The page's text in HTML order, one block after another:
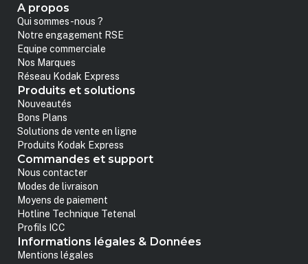
A propos
Qui sommes-nous ?
Notre engagement RSE
Equipe commerciale
Nos Marques
Réseau Kodak Express
Produits et solutions
Nouveautés
Bons Plans
Solutions de vente en ligne
Produits Kodak Express
Commandes et support
Nous contacter
Modes de livraison
Moyens de paiement
Hotline Technique Tetenal
Profils ICC
Informations légales & Données
Mentions légales